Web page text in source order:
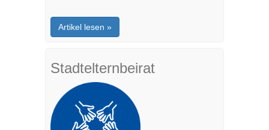
Artikel lesen »
Stadtelternbeirat